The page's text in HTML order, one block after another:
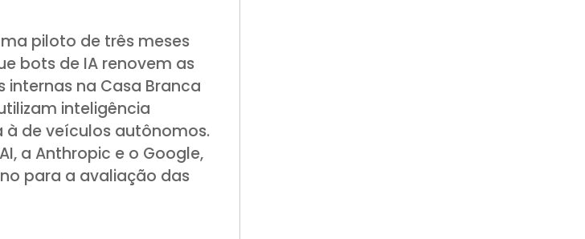
piloto de três meses
bots de IA renovem as
internas na Casa Branca
inteligência
de veículos autônomos.
a Anthropic e o Google,
para a avaliação das